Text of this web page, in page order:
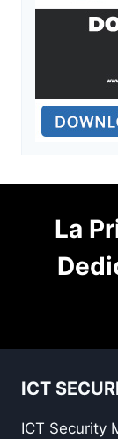
La
ICT
ICT Security